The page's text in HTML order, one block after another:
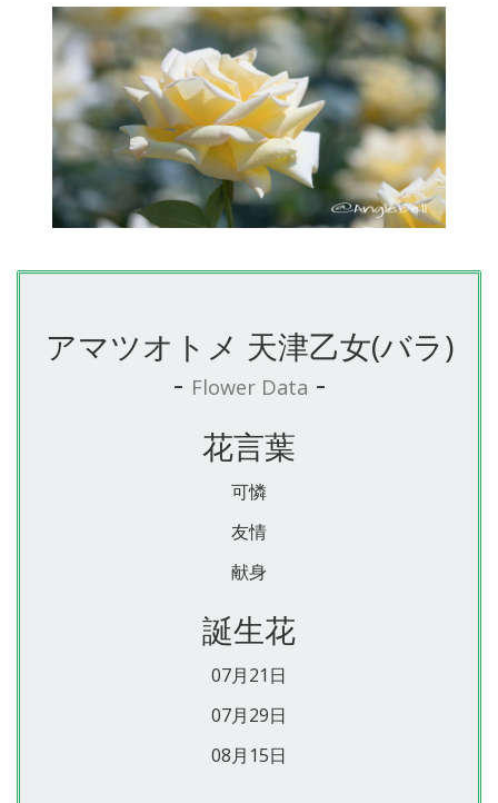
アマツオトメ 天津乙女(バラ)
- Flower Data -
花言葉
可憐
友情
献身
誕生花
07月21日
07月29日
08月15日